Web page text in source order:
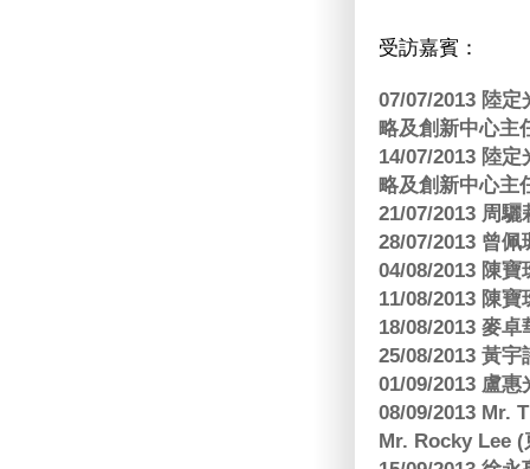
受訪嘉賓：
07/07/2013 陸
略及創新中心主
14/07/2013 陸
略及創新中心主
21/07/2013 周
28/07/2013 曾
04/08/2013 陳
11/08/2013 陳
18/08/2013 麥
25/08/2013 黃
01/09/2013 盧
08/09/2013 Mr.
Mr. Rocky Lee